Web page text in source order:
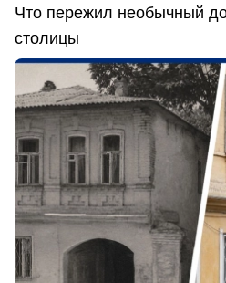
Что пережил необычный
столицы